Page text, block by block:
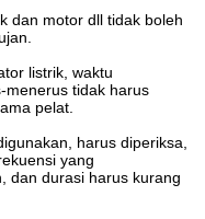
dan motor dll tidak boleh
listrik, waktu
menerus tidak harus
pelat.
harus diperiksa,
yang
dan durasi harus kurang